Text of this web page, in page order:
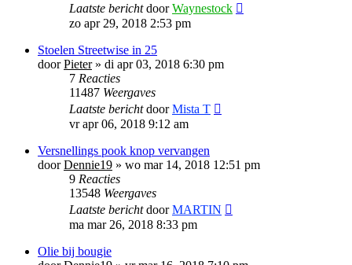
Laatste berichtdoorWaynestock
zo apr 29, 2018 2:53 pm
Stoelen Streetwise in 25
doorPieter» di apr 03, 2018 6:30 pm
7 Reacties
11487 Weergaves
Laatste berichtdoorMista T
vr apr 06, 2018 9:12 am
Versnellings pook knop vervangen
doorDennie19 » wo mar 14, 2018 12:51 pm
9 Reacties
13548 Weergaves
Laatste berichtdoorMARTIN
ma mar 26, 2018 8:33 pm
Olie bij bougie